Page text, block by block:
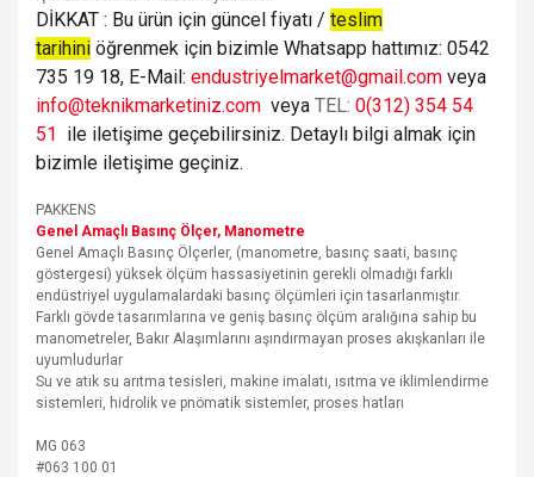
DİKKAT : Bu ürün için güncel fiyatı / teslim
tarihini öğrenmek için bizimle Whatsapp hattımız: 0542
735 19 18, E-Mail: endustriyelmarket@gmail.com veya
info@teknikmarketiniz.com veya TEL: 0(312) 354 54
51 ile iletişime geçebilirsiniz. Detaylı bilgi almak için
bizimle iletişime geçiniz.
PAKKENS
Genel Amaçlı Basınç Ölçer, Manometre
Genel Amaçlı Basınç Ölçerler, (manometre, basınç saati, basınç
göstergesi) yüksek ölçüm hassasiyetinin gerekli olmadığı farklı
endüstriyel uygulamalardaki basınç ölçümleri için tasarlanmıştır.
Farklı gövde tasarımlarına ve geniş basınç ölçüm aralığına sahip bu
manometreler, Bakır Alaşımlarını aşındırmayan proses akışkanları ile
uyumludurlar
Su ve atık su arıtma tesisleri, makine imalatı, ısıtma ve iklimlendirme
sistemleri, hidrolik ve pnömatik sistemler, proses hatları
MG 063
#063 100 01